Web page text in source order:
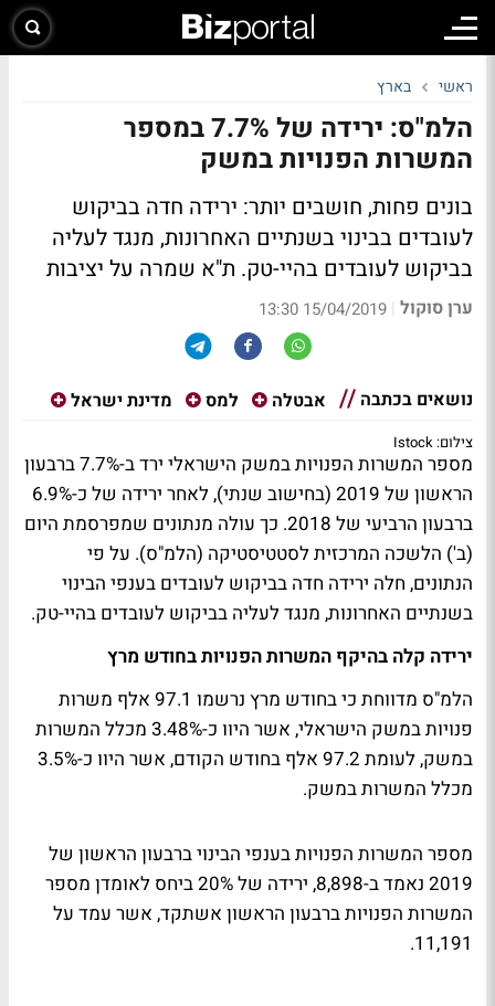
ראשי בארץ
הלמ"ס: ירידה של 7.7% במספר
המשרות הפנויות במשק
בונים פחות, חושבים יותר: ירידה חדה בביקוש
לעובדים בבינוי בשנתיים האחרונות, מנגד לעליה
בביקוש לעובדים בהיי-טק. ת"א שמרה על יציבות
ערן סוקול |
15/04/2019 13:30
נושאים בכתבה אבטלה למס מדינת ישראל
צילום: Istock
מספר המשרות הפנויות במשק הישראלי ירד ב-7.7% ברבעון
הראשון של 2019 (בחישוב שנתי), לאחר ירידה של כ-6.9%
ברבעון הרביעי של 2018. כך עולה מנתונים שמפרסמת היום
(ב') הלשכה המרכזית לסטטיסטיקה (הלמ"ס). על פי
הנתונים, חלה ירידה חדה בביקוש לעובדים בענפי הבינוי
בשנתיים האחרונות, מנגד לעליה בביקוש לעובדים בהיי-טק.
ירידה קלה בהיקף המשרות הפנויות בחודש מרץ
הלמ"ס מדווחת כי בחודש מרץ נרשמו 97.1 אלף משרות
פנויות במשק הישראלי, אשר היוו כ-3.48% מכלל המשרות
במשק, לעומת 97.2 אלף בחודש הקודם, אשר היוו כ-3.5%
מכלל המשרות במשק.
מספר המשרות הפנויות בענפי הבינוי ברבעון הראשון של
2019 נאמד ב-8,898, ירידה של 20% ביחס לאומדן מספר
המשרות הפנויות ברבעון הראשון אשתקד, אשר עמד על
11,191.